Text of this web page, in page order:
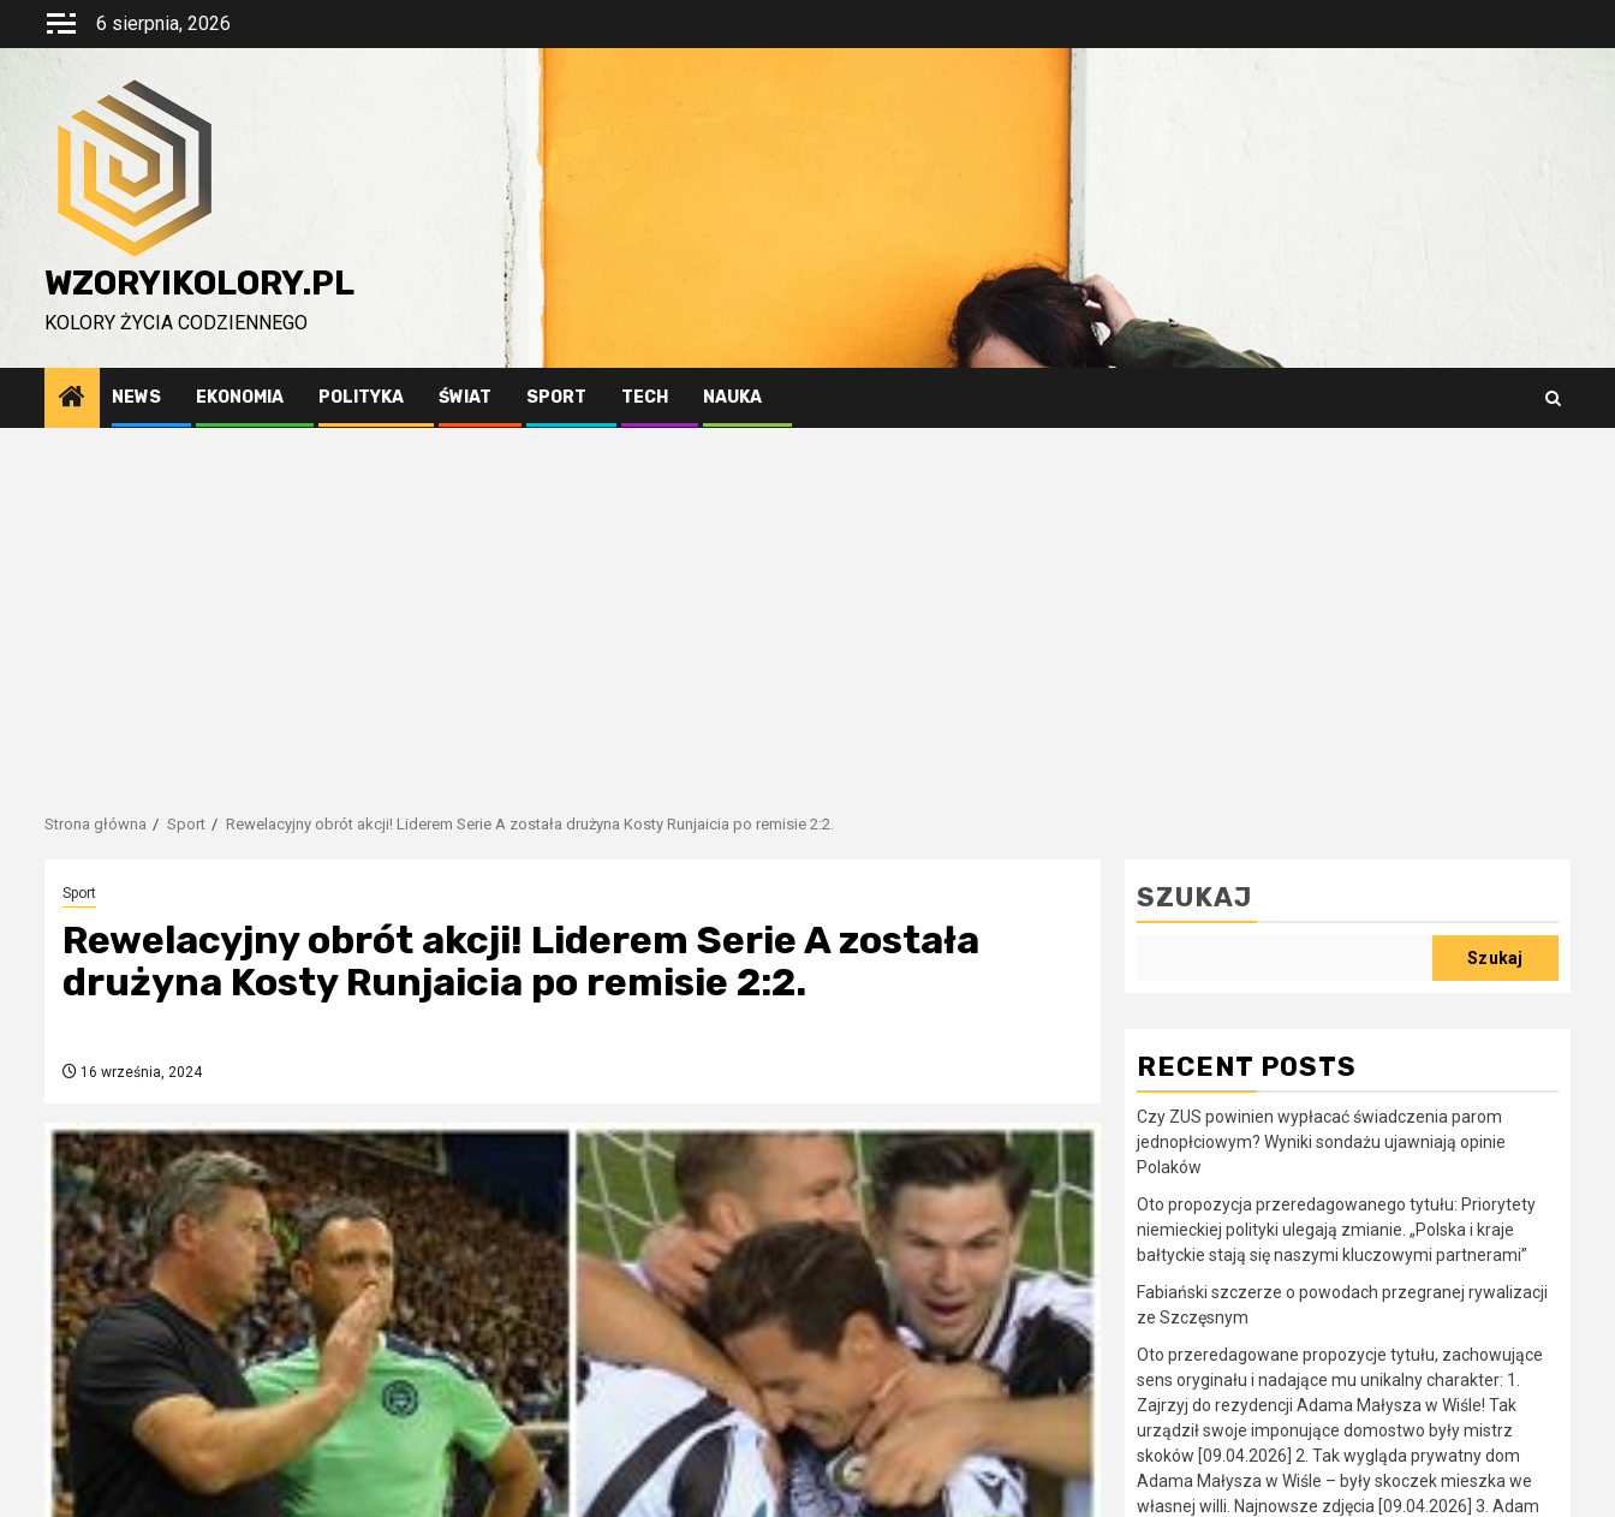
Przejdź
6 sierpnia, 2026
WZORYIKOLORY.PL
KOLORY ŻYCIA CODZIENNEGO
NEWS EKONOMIA POLITYKA ŚWIAT SPORT TECH NAUKA
Strona główna Sport Rewelacyjny obrót akcji! Liderem Serie A została drużyna Kosty Runjaicia po remisie 2:2.
Sport
Rewelacyjny obrót akcji! Liderem Serie A została
drużyna Kosty Runjaicia po remisie 2:2.
16 września, 2024
SZUKAJ
Szukaj
RECENT POSTS
Czy ZUS powinien wypłacać świadczenia parom
jednopłciowym? Wyniki sondażu ujawniają opinie
Polaków
Oto propozycja przeredagowanego tytułu: Priorytety
niemieckiej polityki ulegają zmianie. „Polska i kraje
bałtyckie stają się naszymi kluczowymi partnerami”
Fabiański szczerze o powodach przegranej rywalizacji
ze Szczęsnym
Oto przeredagowane propozycje tytułu, zachowujące
sens oryginału i nadające mu unikalny charakter: 1.
Zajrzyj do rezydencji Adama Małysza w Wiśle! Tak
urządził swoje imponujące domostwo były mistrz
skoków [09.04.2026] 2. Tak wygląda prywatny dom
Adama Małysza w Wiśle – były skoczek mieszka we
własnej willi. Najnowsze zdjęcia [09.04.2026] 3. Adam